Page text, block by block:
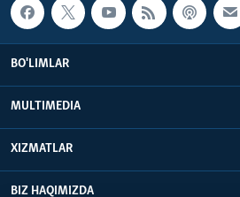
BO'LIMLAR
MULTIMEDIA
XIZMATLAR
BIZ HAQIMIZDA